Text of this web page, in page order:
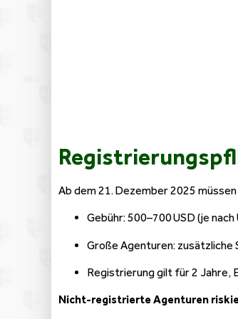
Ab dem 21. Dezember 2025
Gebühr: 500–700 USD (je
Große Agenturen: zusätzliche
Registrierung gilt für 2 Jahre,
Nicht-registrierte Agenturen